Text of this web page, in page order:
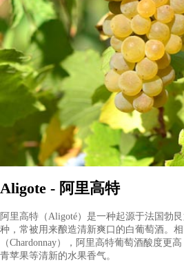
美酒佳酿
Geantet-Pansiot酒庄曾被《勃艮地葡
Chambertin村的酒庄之一，酒庄的葡
陈年潜力而备受推崇，被美誉为“酒
狗家的酒！
葡萄品种